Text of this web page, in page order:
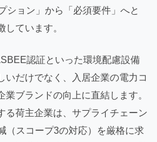
ション」から「必須要件」へと
ています。
認証といった環境配慮設備
いだけでなく、入居企業の電力コ
業ブランドの向上に直結します。
る荷主企業は、サプライチェーン
（スコープ3の対応）を厳格に求